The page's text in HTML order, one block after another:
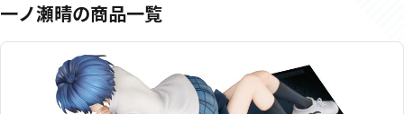
一ノ瀬晴の商品一覧